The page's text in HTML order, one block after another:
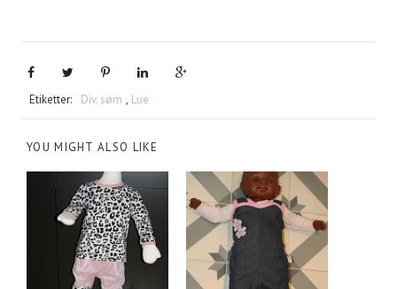
Etiketter: Div. søm , Lue
YOU MIGHT ALSO LIKE